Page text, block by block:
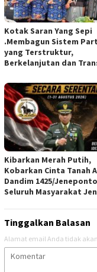
Kotak Saran Yang Sepi
.Membagun Sistem
yang Terstruktur,
Berkelanjutan dan
Kibarkan Merah Putih,
Kobarkan Cinta Tanah
Dandim 1425/
Seluruh Masyarakat
Tinggalkan Balasan
Alamat email Anda tidak